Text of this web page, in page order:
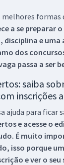
melhores formas
a se preparar
disciplina e uma
dos
passa a ser
saiba
inscrições
ajuda para ficar
e acesse o
É muito
isso porque
e ver o